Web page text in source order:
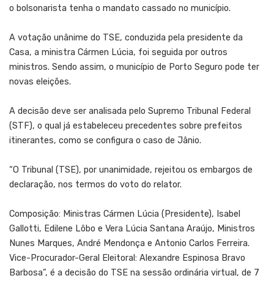
o bolsonarista tenha o mandato cassado no município.
A votação unânime do TSE, conduzida pela presidente da
Casa, a ministra Cármen Lúcia, foi seguida por outros
ministros. Sendo assim, o município de Porto Seguro pode ter
novas eleições.
A decisão deve ser analisada pelo Supremo Tribunal Federal
(STF), o qual já estabeleceu precedentes sobre prefeitos
itinerantes, como se configura o caso de Jânio.
“O Tribunal (TSE), por unanimidade, rejeitou os embargos de
declaração, nos termos do voto do relator.
Composição: Ministras Cármen Lúcia (Presidente), Isabel
Gallotti, Edilene Lôbo e Vera Lúcia Santana Araújo, Ministros
Nunes Marques, André Mendonça e Antonio Carlos Ferreira.
Vice-Procurador-Geral Eleitoral: Alexandre Espinosa Bravo
Barbosa”, é a decisão do TSE na sessão ordinária virtual, de 7